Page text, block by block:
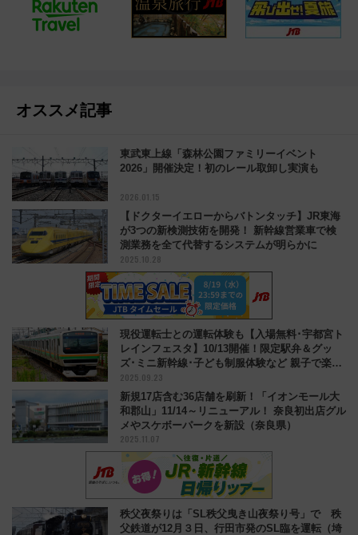
オススメ記事
東武東上線「森林公園ファミリーイベント
2026」開催決定！初のレール取卸し実演も
2026.01.15
【ドクターイエローからバトンタッチ】JR東海
が3つの新検測技術を開発！ 新幹線営業車で検
測業務を全て代替するシステムが明らかに
2025.10.28
現役運転士との運転体験も【入場無料･宇都宮ト
レインフェスタ】10/13開催！限定駅弁＆グッ
ズ･ミニ新幹線･子ども制服体験など 親子で楽し
める
2025.09.23
新規17店含む36店舗を刷新！「イオンモール大
和郡山」11/14～リニューアル！ 奈良初出店グル
メやスケボーパークを新設（奈良県）
2025.11.07
秩父夜祭りは「SL秩父曳き山夜祭り号」で 秩
父鉄道が12月３日、行田市発のSL臨を運転（埼